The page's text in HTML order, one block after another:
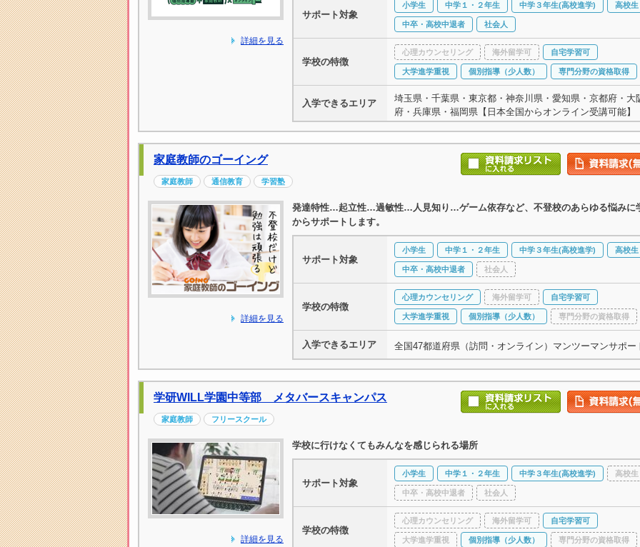
詳細を見る
サポート対象
小学生 中学１・２年生 中学３年生(高校進学) 高校生
中卒・高校中退者 社会人
学校の特徴
心理カウンセリング 海外留学可 自宅学習可
大学進学重視 個別指導（少人数） 専門分野の資格取得
入学できるエリア
埼玉県・千葉県・東京都・神奈川県・愛知県・京都府・大
府・兵庫県・福岡県【日本全国からオンライン受講可能】
家庭教師のゴーイング
家庭教師 通信教育 学習塾
詳細を見る
発達特性…起立性…過敏性…人見知り…ゲーム依存など、不登校のあらゆる悩みに
からサポートします。
サポート対象
小学生 中学１・２年生 中学３年生(高校進学) 高校生
中卒・高校中退者 社会人
学校の特徴
心理カウンセリング 海外留学可 自宅学習可
大学進学重視 個別指導（少人数） 専門分野の資格取得
入学できるエリア 全国47都道府県（訪問・オンライン）マンツーマンサポー
学研WILL学園中等部 メタバースキャンパス
家庭教師 フリースクール
詳細を見る
学校に行けなくてもみんなを感じられる場所
サポート対象
小学生 中学１・２年生 中学３年生(高校進学) 高校生
中卒・高校中退者 社会人
学校の特徴
心理カウンセリング 海外留学可 自宅学習可
大学進学重視 個別指導（少人数） 専門分野の資格取得